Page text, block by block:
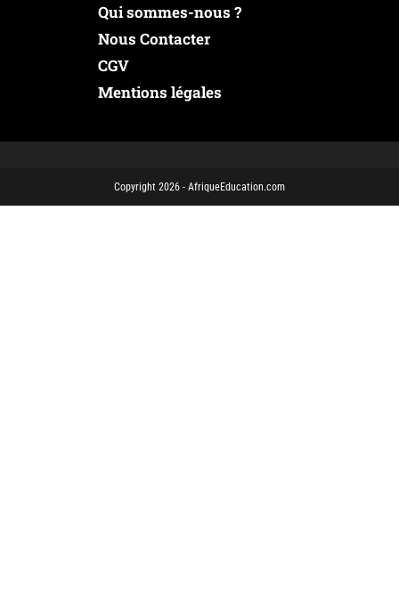
Qui sommes-nous ?
Nous Contacter
CGV
Mentions légales
Copyright 2026 - AfriqueEducation.com